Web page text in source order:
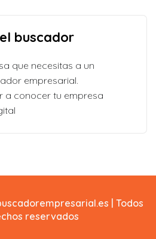
buscador
que necesitas a un
empresarial.
a conocer tu empresa
| Todos
reservados